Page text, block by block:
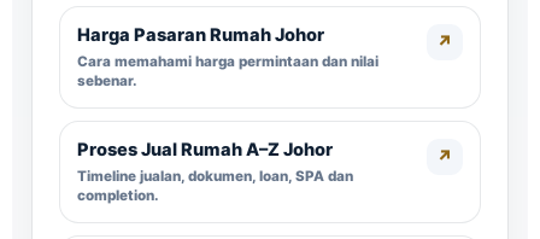
Harga Pasaran Rumah Johor
Cara memahami harga permintaan dan nilai
sebenar.
↗
Proses Jual Rumah A–Z Johor
Timeline jualan, dokumen, loan, SPA dan
completion.
↗